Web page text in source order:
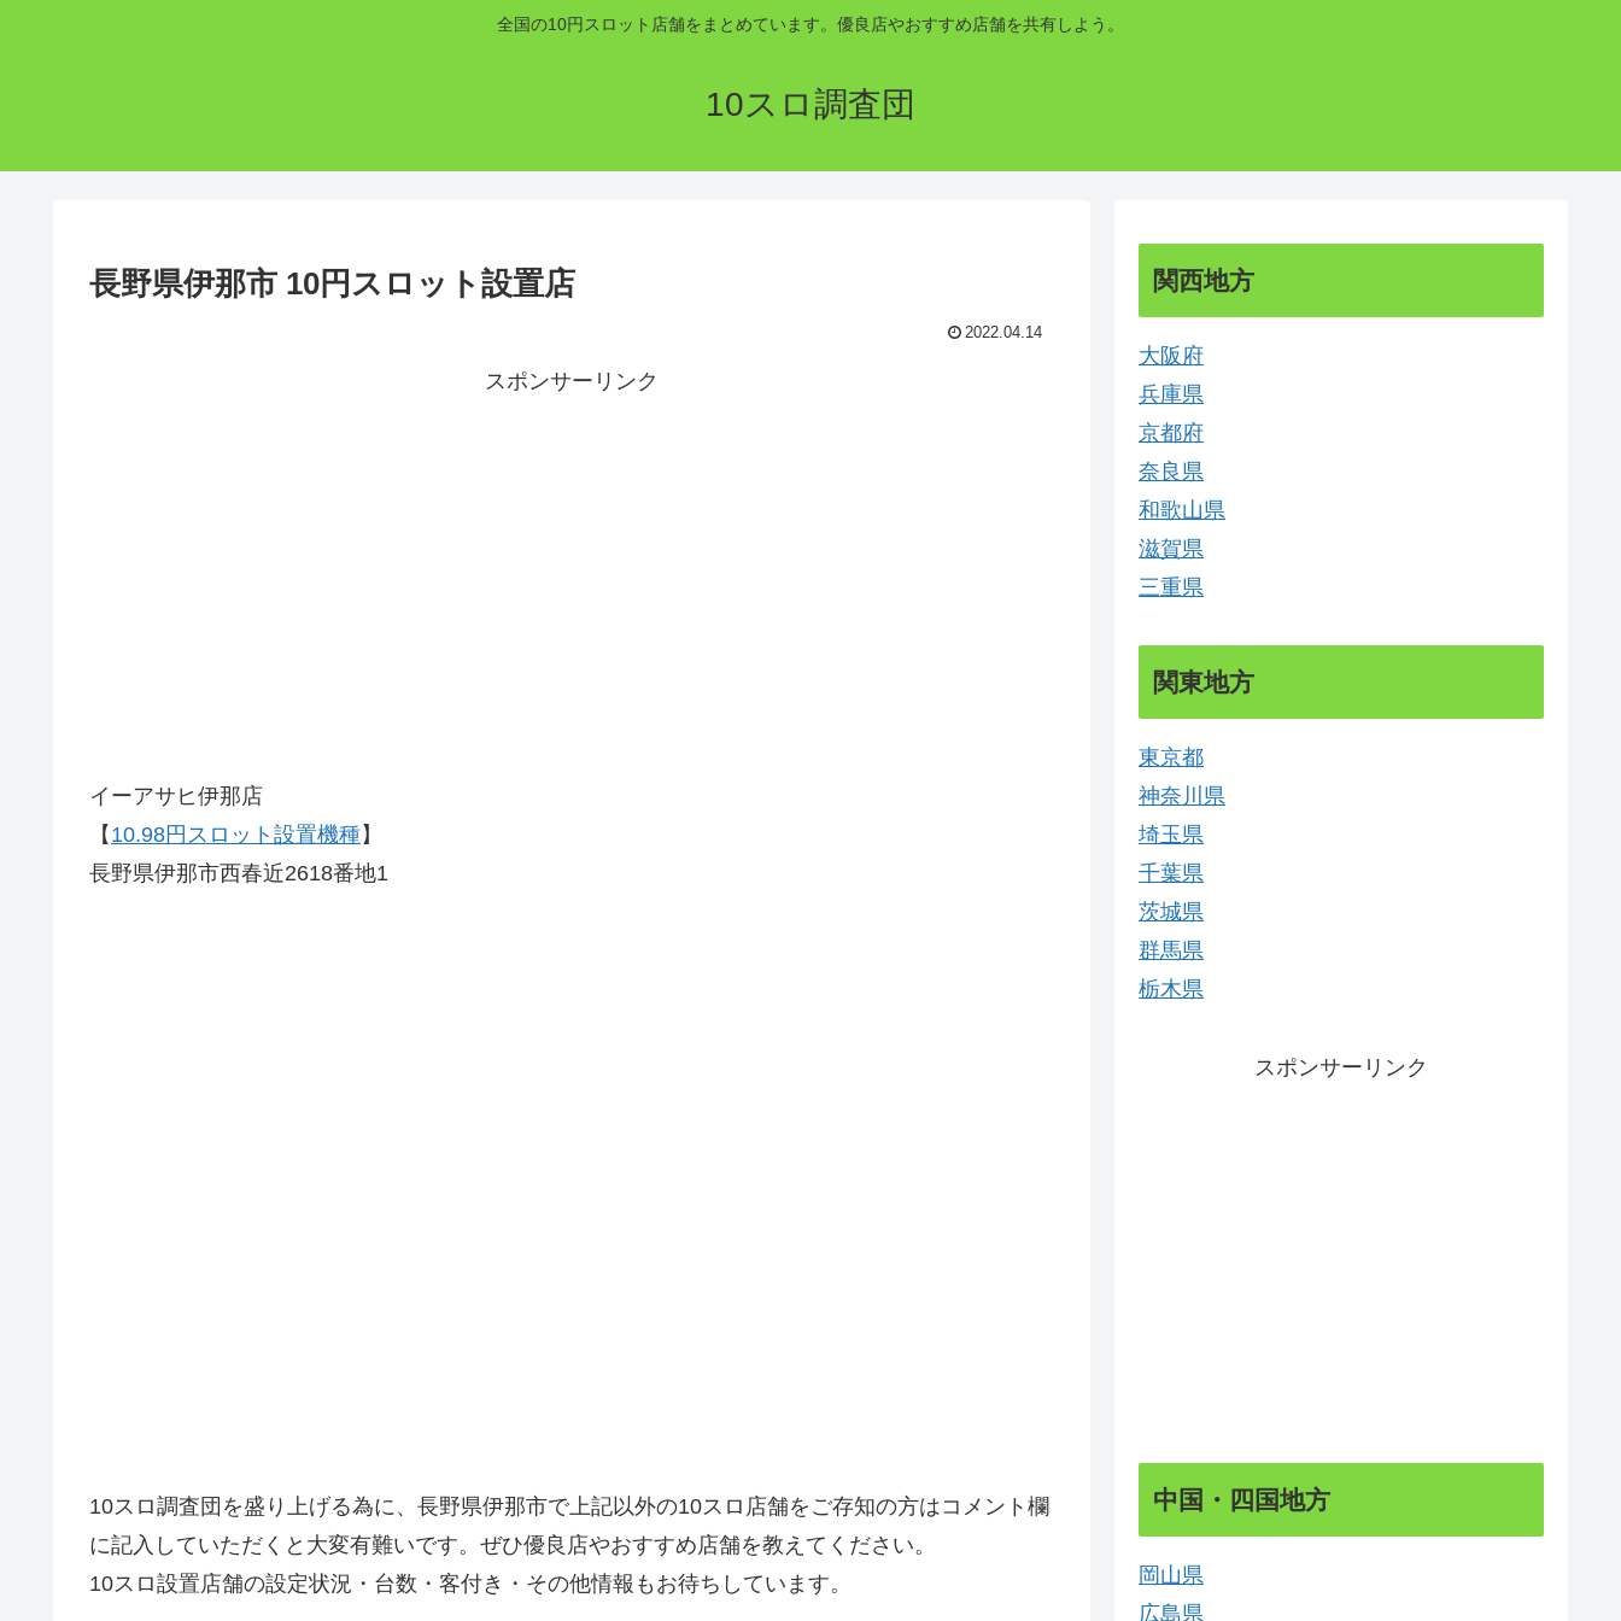
全国の10円スロット店舗をまとめています。優良店やおすすめ店舗を共有しよう。
10スロ調査団
長野県伊那市 10円スロット設置店
2022.04.14
スポンサーリンク
イーアサヒ伊那店
【 10.98円スロット設置機種】
長野県伊那市西春近2618番地1
10スロ調査団を盛り上げる為に、長野県伊那市で上記以外の10スロ店舗をご存知の方はコメント欄
に記入していただくと大変有難いです。ぜひ優良店やおすすめ店舗を教えてください。
10スロ設置店舗の設定状況・台数・客付き・その他情報もお待ちしています。
関西地方
大阪府
兵庫県
京都府
奈良県
和歌山県
滋賀県
三重県
関東地方
東京都
神奈川県
埼玉県
千葉県
茨城県
群馬県
栃木県
スポンサーリンク
中国・四国地方
岡山県
広島県